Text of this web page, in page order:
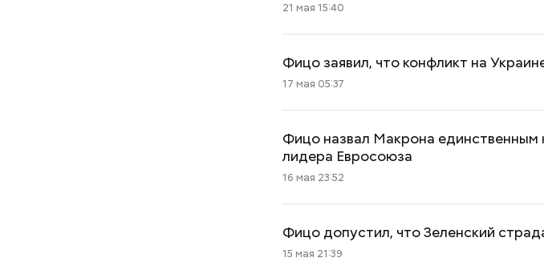
21 мая 15:40
Фицо заявил, что конфликт на
17 мая 05:37
Фицо назвал Макрона единственным
лидера Евросоюза
16 мая 23:52
Фицо допустил, что Зеленский
15 мая 21:39